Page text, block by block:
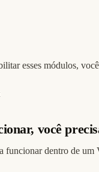
esses módulos,
você
funcionar dentro de